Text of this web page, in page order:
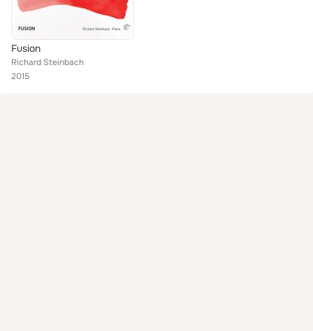
Fusion
Richard Steinbach
2015